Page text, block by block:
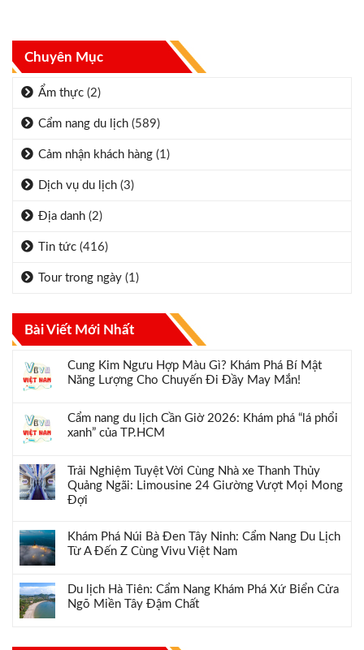
Chuyên Mục
Ẩm thực (2)
Cẩm nang du lịch (589)
Cảm nhận khách hàng (1)
Dịch vụ du lịch (3)
Địa danh (2)
Tin tức (416)
Tour trong ngày (1)
Bài Viết Mới Nhất
Cung Kim Ngưu Hợp Màu Gì? Khám Phá Bí Mật
Năng Lượng Cho Chuyến Đi Đầy May Mắn!
Cẩm nang du lịch Cần Giờ 2026: Khám phá “lá phổi
xanh” của TP.HCM
Trải Nghiệm Tuyệt Vời Cùng Nhà xe Thanh Thủy
Quảng Ngãi: Limousine 24 Giường Vượt Mọi Mong
Đợi
Khám Phá Núi Bà Đen Tây Ninh: Cẩm Nang Du Lịch
Từ A Đến Z Cùng Vivu Việt Nam
Du lịch Hà Tiên: Cẩm Nang Khám Phá Xứ Biển Cửa
Ngõ Miền Tây Đậm Chất